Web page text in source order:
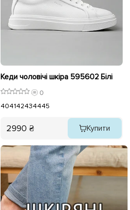
Кеди чоловічі шкіра 595602 Білі
0
404142434445
2990 ₴ Купити